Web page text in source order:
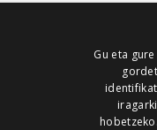
Gu eta
hobetzeko.